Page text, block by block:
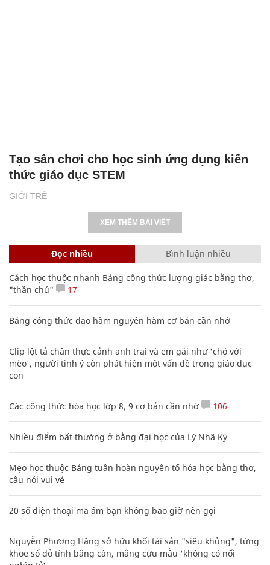
GIỚI TRẺ
Tạo sân chơi cho học sinh ứng dụng kiến
thức giáo dục STEM
XEM THÊM BÀI VIẾT
Đọc nhiều Bình luận nhiều
Cách học thuộc nhanh Bảng công thức lượng giác bằng thơ,
"thần chú"
17
Bảng công thức đạo hàm nguyên hàm cơ bản cần nhớ
Clip lột tả chân thực cảnh anh trai và em gái như 'chó với
mèo', người tinh ý còn phát hiện một vấn đề trong giáo dục
con
Các công thức hóa học lớp 8, 9 cơ bản cần nhớ 106
Nhiều điểm bất thường ở bằng đại học của Lý Nhã Kỳ
Mẹo học thuộc Bảng tuần hoàn nguyên tố hóa học bằng thơ,
câu nói vui vẻ
20 số điện thoại ma ám bạn không bao giờ nên gọi
Nguyễn Phương Hằng sở hữu khối tài sản "siêu khủng", từng
khoe sổ đỏ tính bằng cân, mắng cựu mẫu 'không có nổi